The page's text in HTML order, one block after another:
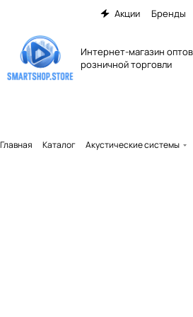
Акции Бренды
Интернет-магазин
розничной торговли
Главная Каталог Акустические системы